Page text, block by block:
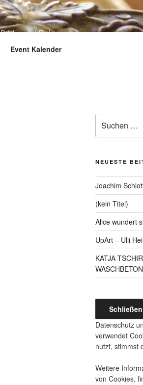
Bilder und Rahmen
Event Kalender
nach:
NEUESTE
Joachim
(kein Titel)
Alice wundert
UpArt – Ulli
KATJA
WASCHBETON
Datenschutz
verwendet
nutzt, stimmst
Weitere
von Cookies,